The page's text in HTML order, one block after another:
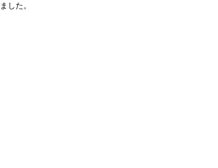
ました。